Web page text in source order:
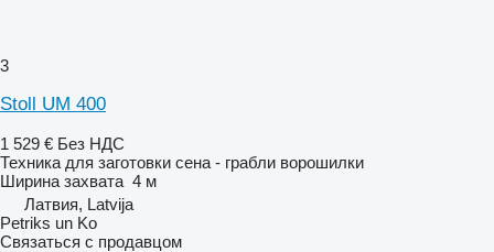
3
Stoll UM 400
1 529 € Без НДС
Техника для заготовки сена - грабли ворошилки
Ширина захвата 4 м
Латвия, Latvija
Petriks un Ko
Связаться с продавцом